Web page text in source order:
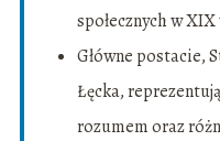
społecznych w
Główne postacie,
Łęcka,
rozumem oraz